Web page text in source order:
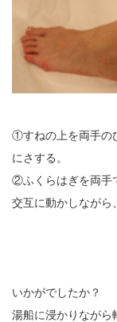
①すねの上を両手の
にさする。
②ふくらはぎを両手
交互に動かしながら
いかがでしたか？
湯船に浸かりながら